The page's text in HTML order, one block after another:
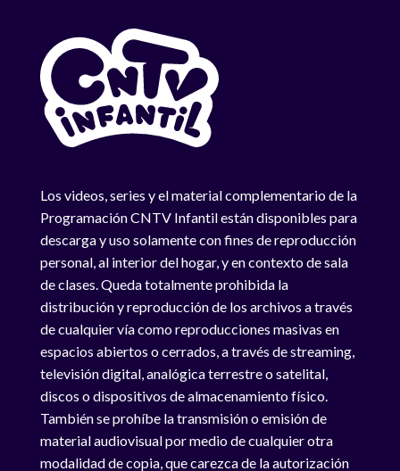
Los videos, series y el material complementario de la
Programación CNTV Infantil están disponibles para
descarga y uso solamente con fines de reproducción
personal, al interior del hogar, y en contexto de sala
de clases. Queda totalmente prohibida la
distribución y reproducción de los archivos a través
de cualquier vía como reproducciones masivas en
espacios abiertos o cerrados, a través de streaming,
televisión digital, analógica terrestre o satelital,
discos o dispositivos de almacenamiento físico.
También se prohíbe la transmisión o emisión de
material audiovisual por medio de cualquier otra
modalidad de copia, que carezca de la autorización